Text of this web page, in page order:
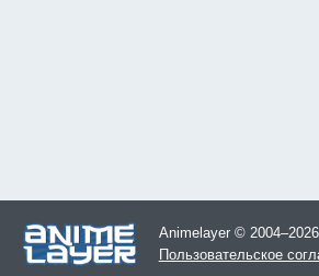
Animelayer © 2004–2026
Пользовательское